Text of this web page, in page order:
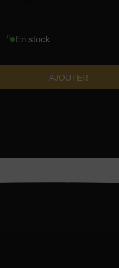
TTC En stock
AJOUTER